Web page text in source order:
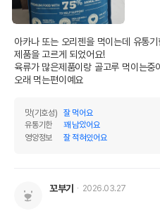
아카나 또는 오리젠을 먹이는데 유통
제품을 고르게 되었어요!
육류가 많은제품이랑 골고루 먹이는
오래 먹는편이예요
맛(기호성)
잘 먹어요
유통기한
꽤 남았어요
영양정보
잘 적혀있어요
꼬부기 2026.03.27